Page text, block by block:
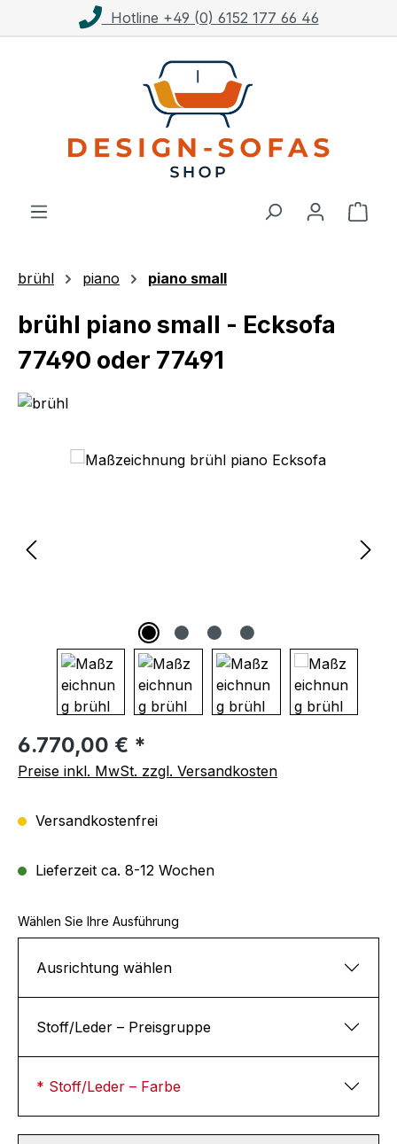
Zum Hauptinhalt springenKostenloser Versand ab 1.000€**
brühl piano piano small
brühl piano small - Ecksofa
77490 oder 77491
Bildergalerie überspringen
Regulärer Preis:
6.770,00 € *
Preise inkl. MwSt. zzgl. Versandkosten
Versandkostenfrei
Lieferzeit ca. 8-12 Wochen
Wählen Sie Ihre Ausführung
Ausrichtung wählen
Stoff/Leder – Preisgruppe
* Stoff/Leder – Farbe